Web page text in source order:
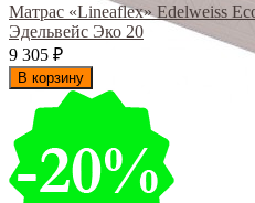
Матрас «Lineaflex» Edelweiss
Эдельвейс Эко 20
9 305 ₽
В корзину